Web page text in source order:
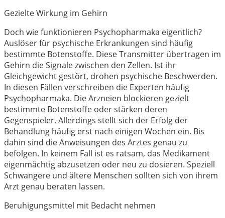
Gezielte Wirkung im Gehirn
Doch wie funktionieren Psychopharmaka eigentlich?
Auslöser für psychische Erkrankungen sind häufig
bestimmte Botenstoffe. Diese Transmitter übertragen im
Gehirn die Signale zwischen den Zellen. Ist ihr
Gleichgewicht gestört, drohen psychische Beschwerden.
In diesen Fällen verschreiben die Experten häufig
Psychopharmaka. Die Arzneien blockieren gezielt
bestimmte Botenstoffe oder stärken deren
Gegenspieler. Allerdings stellt sich der Erfolg der
Behandlung häufig erst nach einigen Wochen ein. Bis
dahin sind die Anweisungen des Arztes genau zu
befolgen. In keinem Fall ist es ratsam, das Medikament
eigenmächtig abzusetzen oder neu zu dosieren. Speziell
Schwangere und ältere Menschen sollten sich von ihrem
Arzt genau beraten lassen.
Beruhigungsmittel mit Bedacht nehmen